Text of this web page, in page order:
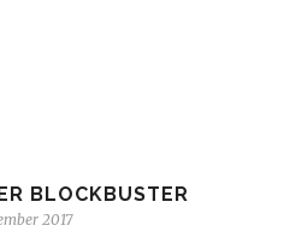
BLOCKBUSTER
2017